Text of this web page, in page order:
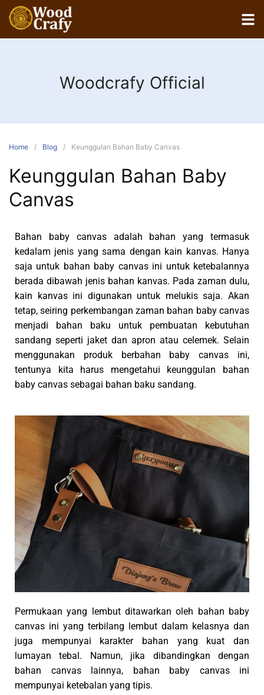
Woodcrafy Official
Home Blog Keunggulan Bahan Baby Canvas
Keunggulan Bahan Baby
Canvas
Bahan baby canvas adalah bahan yang termasuk
kedalam jenis yang sama dengan kain kanvas. Hanya
saja untuk bahan baby canvas ini untuk ketebalannya
berada dibawah jenis bahan kanvas. Pada zaman dulu,
kain kanvas ini digunakan untuk melukis saja. Akan
tetap, seiring perkembangan zaman bahan baby canvas
menjadi bahan baku untuk pembuatan kebutuhan
sandang seperti jaket dan apron atau celemek. Selain
menggunakan produk berbahan baby canvas ini,
tentunya kita harus mengetahui keunggulan bahan
baby canvas sebagai bahan baku sandang.
Permukaan yang lembut ditawarkan oleh bahan baby
canvas ini yang terbilang lembut dalam kelasnya dan
juga mempunyai karakter bahan yang kuat dan
lumayan tebal. Namun, jika dibandingkan dengan
bahan canvas lainnya, bahan baby canvas ini
mempunyai ketebalan yang tipis.